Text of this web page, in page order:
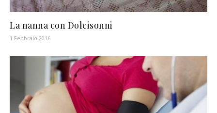
La nanna con Dolcisonni
1 Febbraio 2016